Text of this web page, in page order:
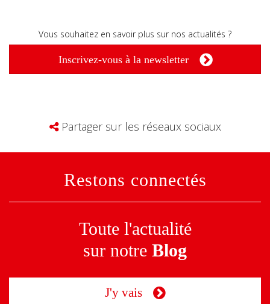
Vous souhaitez en savoir plus sur nos actualités ?
Inscrivez-vous à la newsletter
Partager sur les réseaux sociaux
Restons connectés
Toute l'actualité
sur notre Blog
J'y vais